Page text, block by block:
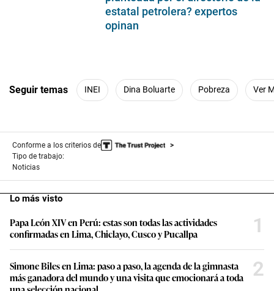
estatal petrolera? expertos
opinan
Seguir temas INEI Dina Boluarte Pobreza Ver
Conforme a los criterios de
Tipo de trabajo:
Noticias
Lo más visto
Papa León XIV en Perú: estas son todas las actividades
confirmadas en Lima, Chiclayo, Cusco y Pucallpa
1
Simone Biles en Lima: paso a paso, la agenda de la gimnasta
más ganadora del mundo y una visita que emocionará a toda
2